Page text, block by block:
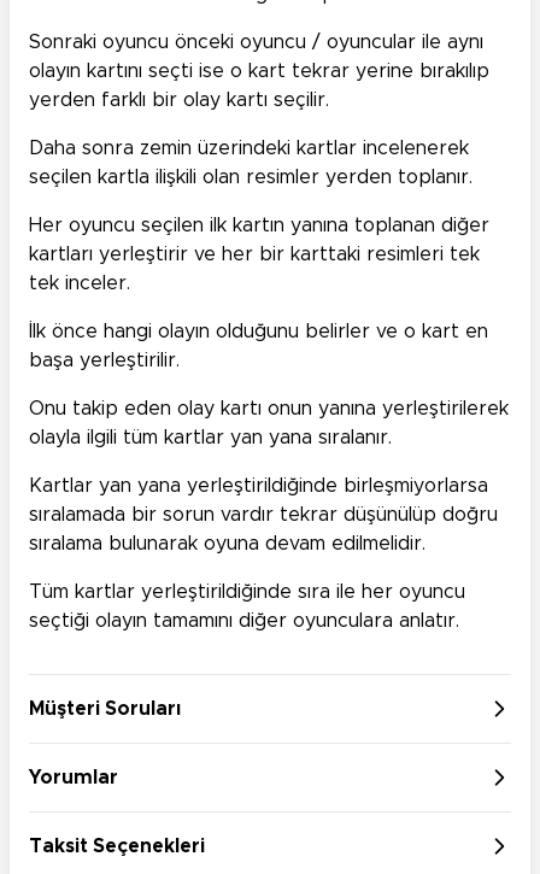
Sonraki oyuncu önceki oyuncu / oyuncular ile aynı
olayın kartını seçti ise o kart tekrar yerine bırakılıp
yerden farklı bir olay kartı seçilir.
Daha sonra zemin üzerindeki kartlar incelenerek
seçilen kartla ilişkili olan resimler yerden toplanır.
Her oyuncu seçilen ilk kartın yanına toplanan diğer
kartları yerleştirir ve her bir karttaki resimleri tek
tek inceler.
İlk önce hangi olayın olduğunu belirler ve o kart en
başa yerleştirilir.
Onu takip eden olay kartı onun yanına yerleştirilerek
olayla ilgili tüm kartlar yan yana sıralanır.
Kartlar yan yana yerleştirildiğinde birleşmiyorlarsa
sıralamada bir sorun vardır tekrar düşünülüp doğru
sıralama bulunarak oyuna devam edilmelidir.
Tüm kartlar yerleştirildiğinde sıra ile her oyuncu
seçtiği olayın tamamını diğer oyunculara anlatır.
Müşteri Soruları
Yorumlar
Taksit Seçenekleri